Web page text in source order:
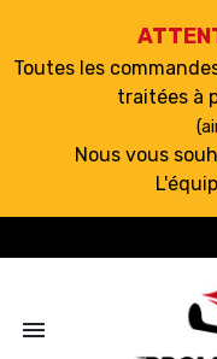
Toutes les
traitées à
Nous vous
